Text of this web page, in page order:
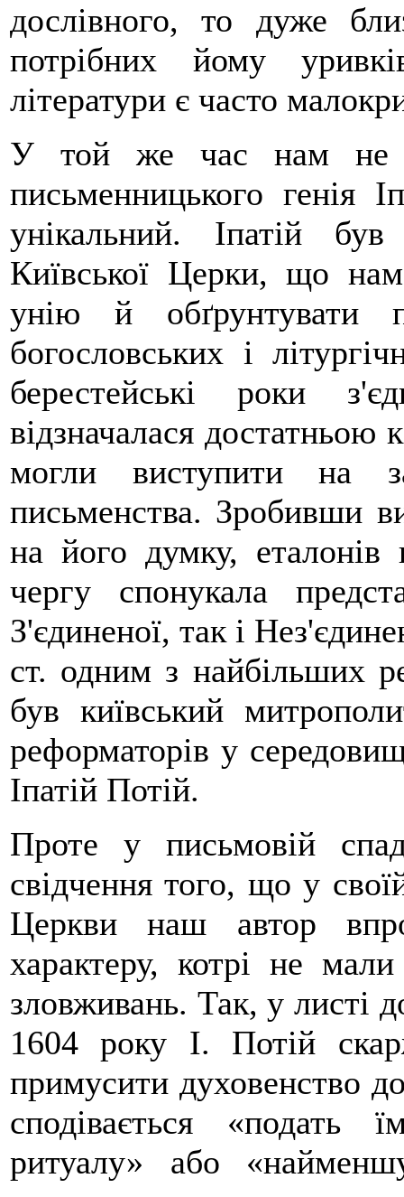
дослівного, то дуже
потрібних йому
літератури є часто
У той же час нам не
письменницького генія
унікальний. Іпатій
Київської Церки, що
унію й обґрунтувати
богословських і
берестейські роки
відзначалася достатньою
могли виступити на
письменства. Зробивши
на його думку,
чергу спонукала
З'єдиненої, так і
ст. одним з найбільших
був київський
реформаторів у
Іпатій Потій.
Проте у письмовій
свідчення того, що у
Церкви наш автор
характеру, котрі не
зловживань. Так, у листі
1604 року І. Потій
примусити духовенство
сподівається «подать
ритуалу» або